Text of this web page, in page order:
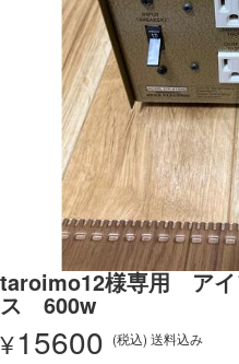
taroimo12様専用 アイ
ス 600w
¥15600 (税込) 送料込み